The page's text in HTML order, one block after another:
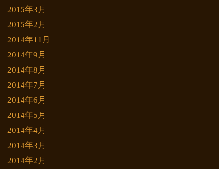
2015年3月
2015年2月
2014年11月
2014年9月
2014年8月
2014年7月
2014年6月
2014年5月
2014年4月
2014年3月
2014年2月